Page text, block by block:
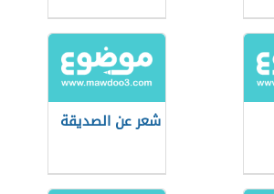
شعر عن الصديقة